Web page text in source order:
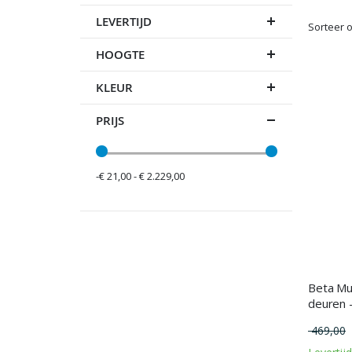
Sorteer
Beta
deuren
469,00
LEVERTIJD
HOOGTE
KLEUR
PRIJS
-€ 21,00 - € 2.229,00